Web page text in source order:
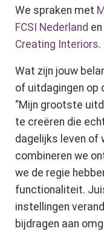
We spraken met
FCSI Nederland
Creating Interiors.
Wat zijn jouw
of uitdagingen op
“Mijn grootste
te creëren die
dagelijks leven of
combineren we
we de regie
functionaliteit.
instellingen
bijdragen aan